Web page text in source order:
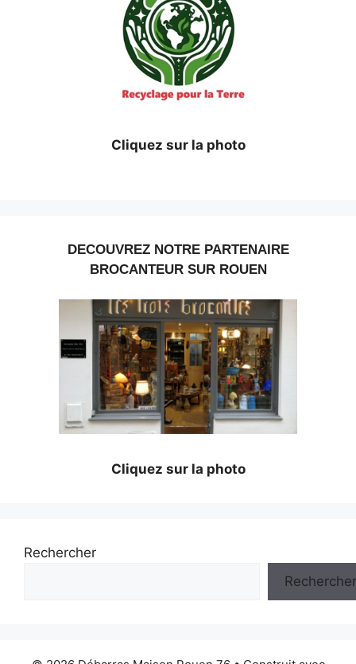
Cliquez sur la photo
DECOUVREZ NOTRE PARTENAIRE
BROCANTEUR SUR ROUEN
Cliquez sur la photo
Rechercher
Rechercher